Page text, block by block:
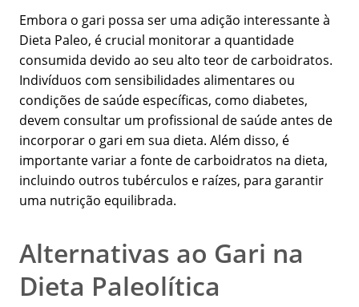
Embora o gari possa ser uma adição interessante à
Dieta Paleo, é crucial monitorar a quantidade
consumida devido ao seu alto teor de carboidratos.
Indivíduos com sensibilidades alimentares ou
condições de saúde específicas, como diabetes,
devem consultar um profissional de saúde antes de
incorporar o gari em sua dieta. Além disso, é
importante variar a fonte de carboidratos na dieta,
incluindo outros tubérculos e raízes, para garantir
uma nutrição equilibrada.
Alternativas ao Gari na
Dieta Paleolítica